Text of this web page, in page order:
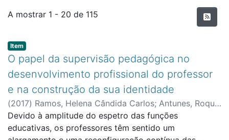
Entradas recentes
A mostrar 1 - 20 de 115
Item type:
Item,
O papel da supervisão pedagógica no
desenvolvimento profissional do professor
e na construção da sua identidade
(2017) Ramos, Helena Cândida Carlos; Antunes, Roque
Rodrigues, orient.
Devido à amplitude do espetro das funções
educativas, os professores têm sentido um